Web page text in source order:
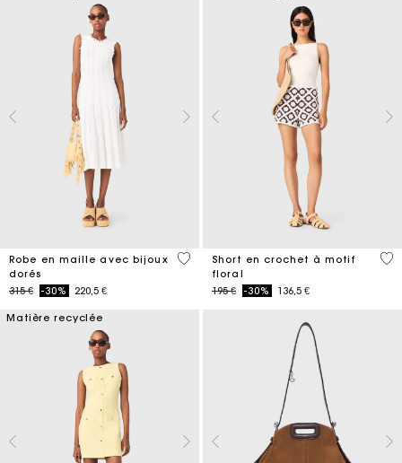
Robe en maille avec bijoux
dorés
Price reduced from
315 €to-30% 220,5 €
3,4 out of 5 Customer Rating
Short en crochet à motif
floral
Price reduced from
195 €to-30% 136,5 €
5
Matière recyclée